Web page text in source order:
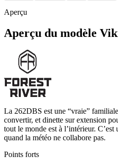
Aperçu
Aperçu du modèle
La 262DBS est une “vraie”
convertir, et dinette sur extension
tout le monde est à l’intérieur.
quand la météo ne collabore pas.
Points forts